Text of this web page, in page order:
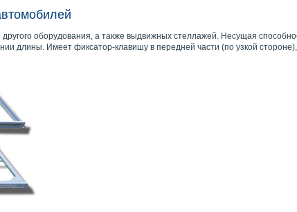
оборудования, а также выдвижных стеллажей. Несущая
длины. Имеет фиксатор-клавишу в передней части (по узкой